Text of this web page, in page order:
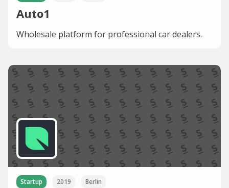
Auto1
Wholesale platform for professional car dealers.
Startup 2019 Berlin